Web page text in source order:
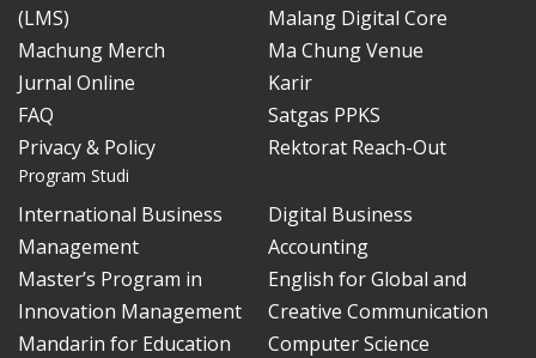
(LMS)
Malang Digital Core
Machung Merch
Ma Chung Venue
Jurnal Online
Karir
FAQ
Satgas PPKS
Privacy & Policy
Rektorat Reach-Out
Program Studi
International Business
Management
Digital Business
Accounting
Master’s Program in
Innovation Management
English for Global and
Creative Communication
Mandarin for Education
Computer Science